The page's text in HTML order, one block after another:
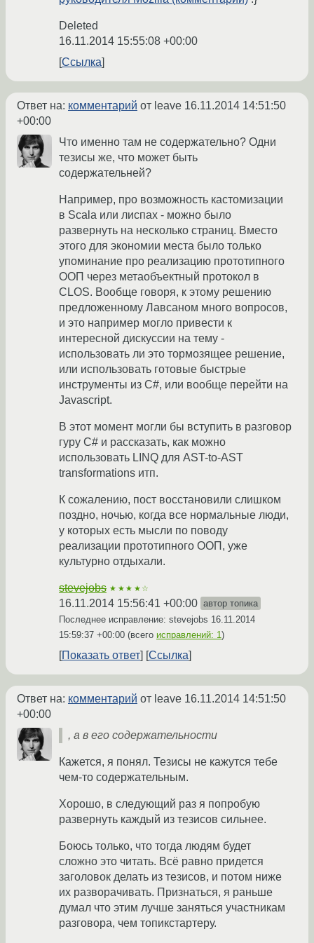
Deleted
16.11.2014 15:55:08 +00:00
Ссылка
Ответ на: комментарий от leave 16.11.2014 14:51:50
+00:00
Что именно там не содержательно? Одни
тезисы же, что может быть
содержательней?
Например, про возможность кастомизации
в Scala или лиспах - можно было
развернуть на несколько страниц. Вместо
этого для экономии места было только
упоминание про реализацию прототипного
ООП через метаобъектный протокол в
CLOS. Вообще говоря, к этому решению
предложенному Лавсаном много вопросов,
и это например могло привести к
интересной дискуссии на тему -
использовать ли это тормозящее решение,
или использовать готовые быстрые
инструменты из C#, или вообще перейти на
Javascript.
В этот момент могли бы вступить в разговор
гуру C# и рассказать, как можно
использовать LINQ для AST-to-AST
transformations итп.
К сожалению, пост восстановили слишком
поздно, ночью, когда все нормальные люди,
у которых есть мысли по поводу
реализации прототипного ООП, уже
культурно отдыхали.
stevejobs ★★★★☆
16.11.2014 15:56:41 +00:00 автор топика
Последнее исправление: stevejobs 16.11.2014
15:59:37 +00:00 (всего исправлений: 1)
Показать ответ Ссылка
Ответ на: комментарий от leave 16.11.2014 14:51:50
+00:00
, а в его содержательности
Кажется, я понял. Тезисы не кажутся тебе
чем-то содержательным.
Хорошо, в следующий раз я попробую
развернуть каждый из тезисов сильнее.
Боюсь только, что тогда людям будет
сложно это читать. Всё равно придется
заголовок делать из тезисов, и потом ниже
их разворачивать. Признаться, я раньше
думал что этим лучше заняться участникам
разговора, чем топикстартеру.